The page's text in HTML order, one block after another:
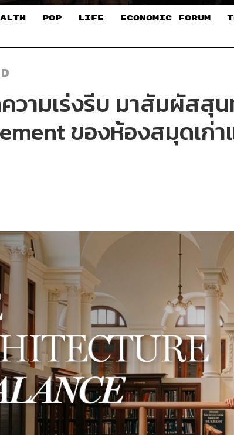
POP LIFE ECONOMIC FORUM
วามเร่งรีบ มาสัมผัสสุ
ของห้องสมุดเก่า